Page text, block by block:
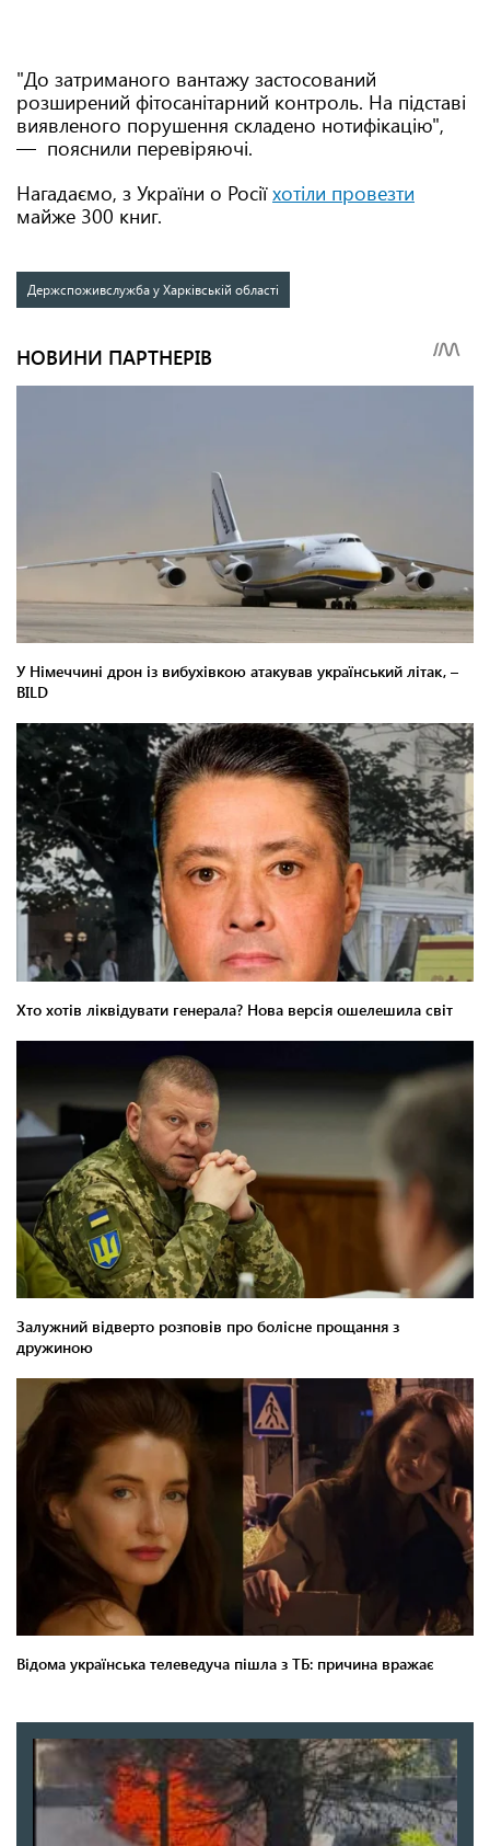
"До затриманого вантажу застосований
розширений фітосанітарний контроль. На підставі
виявленого порушення складено нотифікацію",
— пояснили перевіряючі.
Нагадаємо, з України о Росіїхотіли провезти
майже 300 книг.
Держспоживслужба у Харківській області